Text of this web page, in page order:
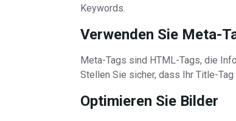
Keywords.
Verwenden Sie Meta-
Meta-Tags sind HTML-Tags, die
Stellen Sie sicher, dass Ihr Title-
Optimieren Sie Bilder